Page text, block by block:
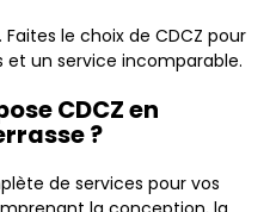
le choix de CDCZ pour
et un service incomparable.
CDCZ en
?
de services pour vos